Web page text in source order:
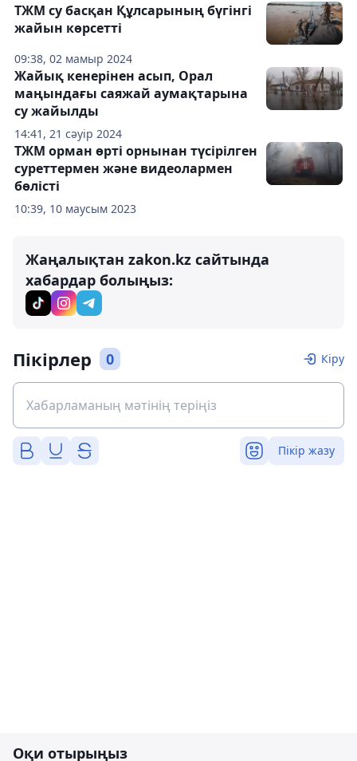
09:38, 02 мамыр 2024
ТЖМ су басқан Құлсарының бүгінгі
жайын көрсетті
14:41, 21 сәуір 2024
Жайық кенерінен асып, Орал
маңындағы саяжай аумақтарына
су жайылды
10:39, 10 маусым 2023
ТЖМ орман өрті орнынан түсірілген
суреттермен және видеолармен
бөлісті
Жаңалықтан zakon.kz сайтында
хабардар болыңыз:
Пікірлер 0 Кіру
Пікір жазу
Оқи отырыңыз